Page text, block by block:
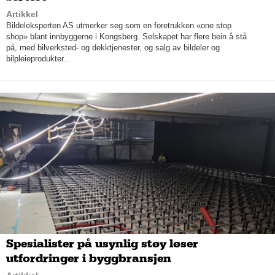
området vårt.
- Dette er et allsidig fag uten grenser, egentlig. Du kommer
aldri til å bli utlært, for det er alltid en ny utfordring. Og du får
Servicegutta våre utfører ikke bare serviceoppgaver, men har
også den første kundekontakten. Å gjøre alt - fra å møte
kundens behov til å faktisk produsere og levere sluttproduktet -
det gir en enorm mestringsfølelse.
- Jeg vil gjerne få frem at man staker ut sin egen kurs mens
man er håndverker. Det er så mange muligheter. Noen ønsker
å bare være håndverker, men andre vil bli bas, formann eller
prosjektleder, legger kontorsjef Harald Bjørsvik til.
Harald Bjørsvik, kontorsjef
Det er alltid behov for en blikkenslager
I tillegg til fem lærlinger i staben, har A. Hansen Gruppen AS i
den andre enden av skalaen en ansatt på 72 år. Han har
Artikkel
Bildeleksperten AS utmerker seg som en foretrukken «one stop
shop» blant innbyggerne i Kongsberg. Selskapet har flere bein å stå
på, med bilverksted- og dekktjenester, og salg av bildeler og
bilpleieprodukter...
Spesialister på usynlig støy løser
utfordringer i byggbransjen